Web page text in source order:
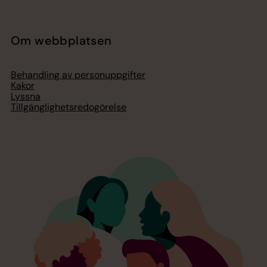
Om webbplatsen
Behandling av personuppgifter
Kakor
Lyssna
Tillgänglighetsredogörelse